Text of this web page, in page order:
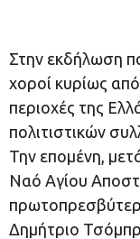
Στην εκδήλωση
χοροί κυρίως
περιοχές της
πολιτιστικών
Την επομένη,
Ναό Αγίου
Δημήτριο